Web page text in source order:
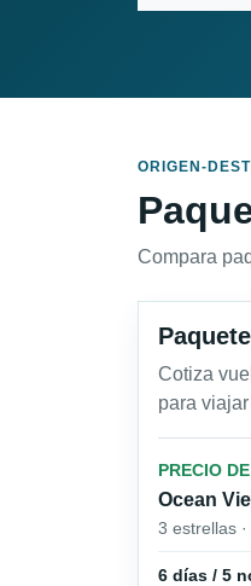
ORIGEN-
Compara
Cotiza
para
PRECIO
Ocean
3 estrellas
6 días / 5